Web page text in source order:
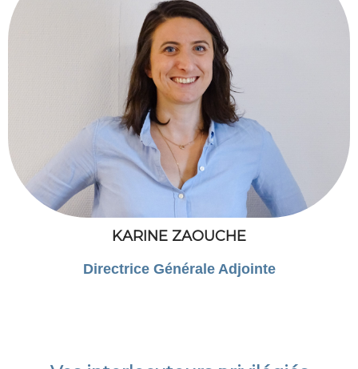
KARINE ZAOUCHE
Directrice Générale Adjointe